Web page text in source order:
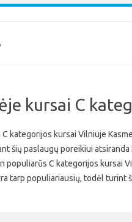
kursai C
kategorijos kursai Vilniuje
šių paslaugų poreikiui
populiarūs C kategorijos kursai
tarp populiariausių, todėl turint